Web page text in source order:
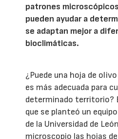
patrones
pueden ayudar a
se adaptan mejor a
bioclimáticas.
¿Puede una hoja de
es más adecuada para
determinado territorio?
que se planteó un
de la Universidad de
microscopio las hojas